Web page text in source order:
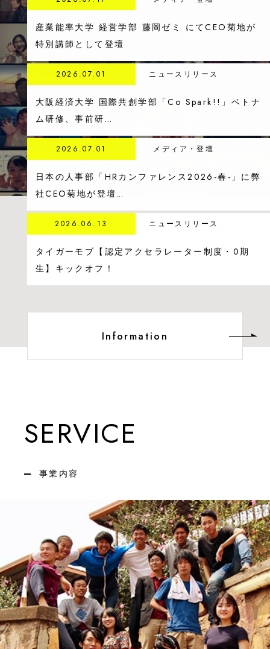
産業能率大学 経営学部 藤岡ゼミ にてCEO菊地が
特別講師として登壇
2026.07.01 ニュースリリース
大阪経済大学 国際共創学部「Co Spark!!」ベトナ
ム研修、事前研…
2026.07.01 メディア・登壇
日本の人事部「HRカンファレンス2026-春-」に弊
社CEO菊地が登壇…
2026.06.13 ニュースリリース
タイガーモブ【認定アクセラレーター制度・0期
生】キックオフ！
Information
SERVICE
事業内容